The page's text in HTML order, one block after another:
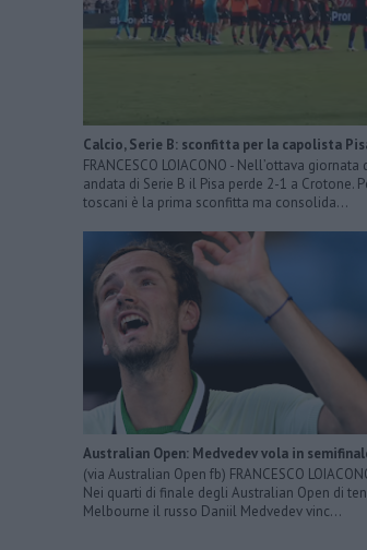
Calcio, Serie B: sconfitta per la capolista
FRANCESCO LOIACONO - Nell’ottava giornata
andata di Serie B il Pisa perde 2-1 a Crotone.
toscani è la prima sconfitta ma consolida...
Australian Open: Medvedev vola in
(via Australian Open fb) FRANCESCO
Nei quarti di finale degli Australian Open di
Melbourne il russo Daniil Medvedev vinc...